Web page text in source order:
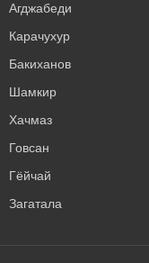
Агджабеди
Карачухур
Бакиханов
Шамкир
Хачмаз
Говсан
Гёйчай
Загатала